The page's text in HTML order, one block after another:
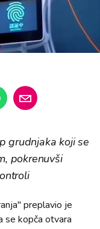
grudnjaka koji se
pokrenuvši
preplavio je
se kopča otvara